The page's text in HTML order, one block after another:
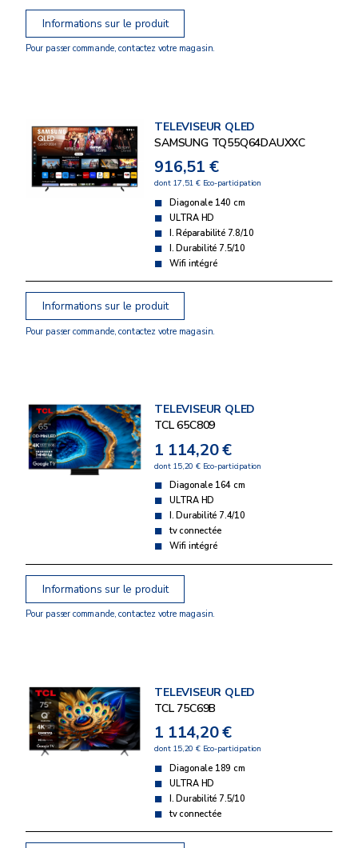
Informations sur le produit
Pour passer commande, contactez votre magasin.
TELEVISEUR QLED
SAMSUNG TQ55Q64DAUXXC
916,51 €
dont 17,51 € Eco-participation
Diagonale 140 cm
ULTRA HD
I. Réparabilité 7.8/10
I. Durabilité 7.5/10
Wifi intégré
Informations sur le produit
Pour passer commande, contactez votre magasin.
TELEVISEUR QLED
TCL 65C809
1 114,20 €
dont 15,20 € Eco-participation
Diagonale 164 cm
ULTRA HD
I. Durabilité 7.4/10
tv connectée
Wifi intégré
Informations sur le produit
Pour passer commande, contactez votre magasin.
TELEVISEUR QLED
TCL 75C69B
1 114,20 €
dont 15,20 € Eco-participation
Diagonale 189 cm
ULTRA HD
I. Durabilité 7.5/10
tv connectée